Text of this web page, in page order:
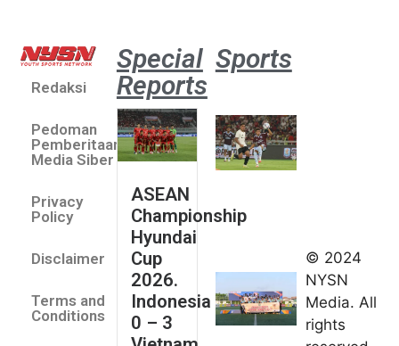
Redaksi
Pedoman
Pemberitaan
Media Siber
Privacy
Policy
Disclaimer
Terms and
Conditions
Special
Reports
ASEAN
Championship
Hyundai
Cup
2026.
Indonesia
0 – 3
Sports
umum
Kejurnas
Panahan
Junior di
© 2024
NYSN
Media. All
rights